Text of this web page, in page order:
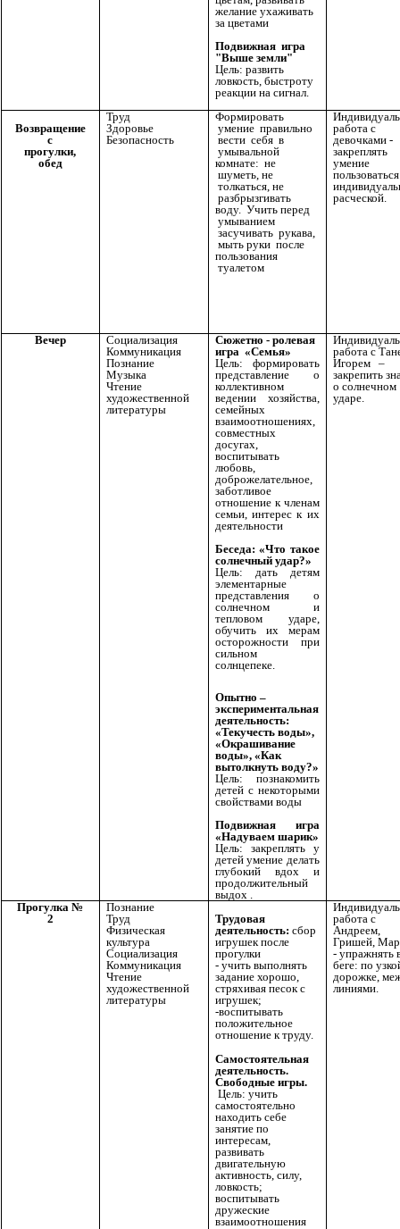
желание ухаживать
за цветами
Подвижная игра
"Выше земли"
Цель: развить
ловкость, быстроту
реакции на сигнал.
Возвращение
с
прогулки,
обед
Труд
Здоровье
Безопасность
Формировать
умение правильно
вести себя в
умывальной
комнате: не
шуметь, не
толкаться, не
разбрызгивать
воду. Учить перед
умыванием
засучивать рукава,
мыть руки после
пользования
туалетом
работа с
девочками -
закреплять
умение
пользоваться
расческой.
Вечер
Социализация
Коммуникация
Познание
Музыка
Чтение
художественной
литературы
Сюжетно - ролевая
игра «Семья»
Цель: формировать
представление о
коллективном
ведении хозяйства,
семейных
взаимоотношениях,
совместных
досугах,
воспитывать
любовь,
доброжелательное,
заботливое
отношение к членам
семьи, интерес к их
деятельности
Беседа: «Что такое
солнечный удар?»
Цель: дать детям
элементарные
представления о
солнечном и
тепловом ударе,
обучить их мерам
осторожности при
сильном
солнцепеке.
Опытно –
экспериментальная
деятельность:
«Текучесть воды»,
«Окрашивание
воды», «Как
вытолкнуть воду?»
Цель: познакомить
детей с некоторыми
свойствами воды
Подвижная игра
«Надуваем шарик»
Цель: закреплять у
детей умение делать
глубокий вдох и
продолжительный
выдох .
работа с
Игорем –
закрепить
о солнечном
ударе.
Прогулка №
2
Познание
Труд
Физическая
культура
Социализация
Коммуникация
Чтение
художественной
литературы
Трудовая
деятельность: сбор
игрушек после
прогулки
- учить выполнять
задание хорошо,
стряхивая песок с
игрушек;
-воспитывать
положительное
отношение к труду.
Самостоятельная
деятельность.
Свободные игры.
Цель: учить
самостоятельно
находить себе
занятие по
интересам,
развивать
двигательную
активность, силу,
ловкость;
воспитывать
дружеские
взаимоотношения
работа с
Андреем,
Гришей,
- упражнять
беге: по
дорожке,
линиями.